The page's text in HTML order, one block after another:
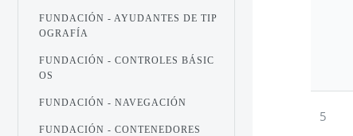
5
FUNDACIÓN - AYUDANTES DE TIP
OGRAFÍA
FUNDACIÓN - CONTROLES BÁSIC
OS
FUNDACIÓN - NAVEGACIÓN
FUNDACIÓN - CONTENEDORES